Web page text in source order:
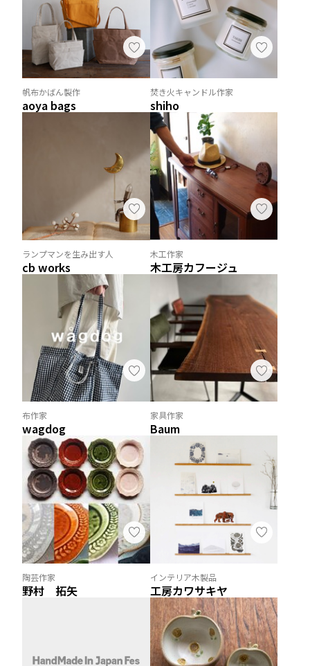
帆布かばん製作
aoya bags
焚き火キャンドル作家
shiho
ランプマンを生み出す人
cb works
木工作家
木工房カフージュ
布作家
wagdog
家具作家
Baum
陶芸作家
野村 拓矢
インテリア木製品
工房カワサキヤ